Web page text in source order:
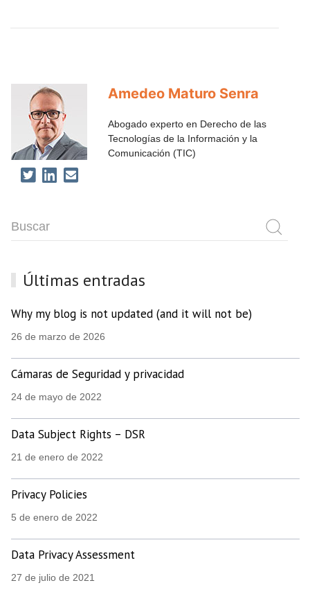
Amedeo Maturo Senra
Abogado experto en Derecho de las
Tecnologías de la Información y la
Comunicación (TIC)
Últimas entradas
Why my blog is not updated (and it will not be)
26 de marzo de 2026
Cámaras de Seguridad y privacidad
24 de mayo de 2022
Data Subject Rights – DSR
21 de enero de 2022
Privacy Policies
5 de enero de 2022
Data Privacy Assessment
27 de julio de 2021